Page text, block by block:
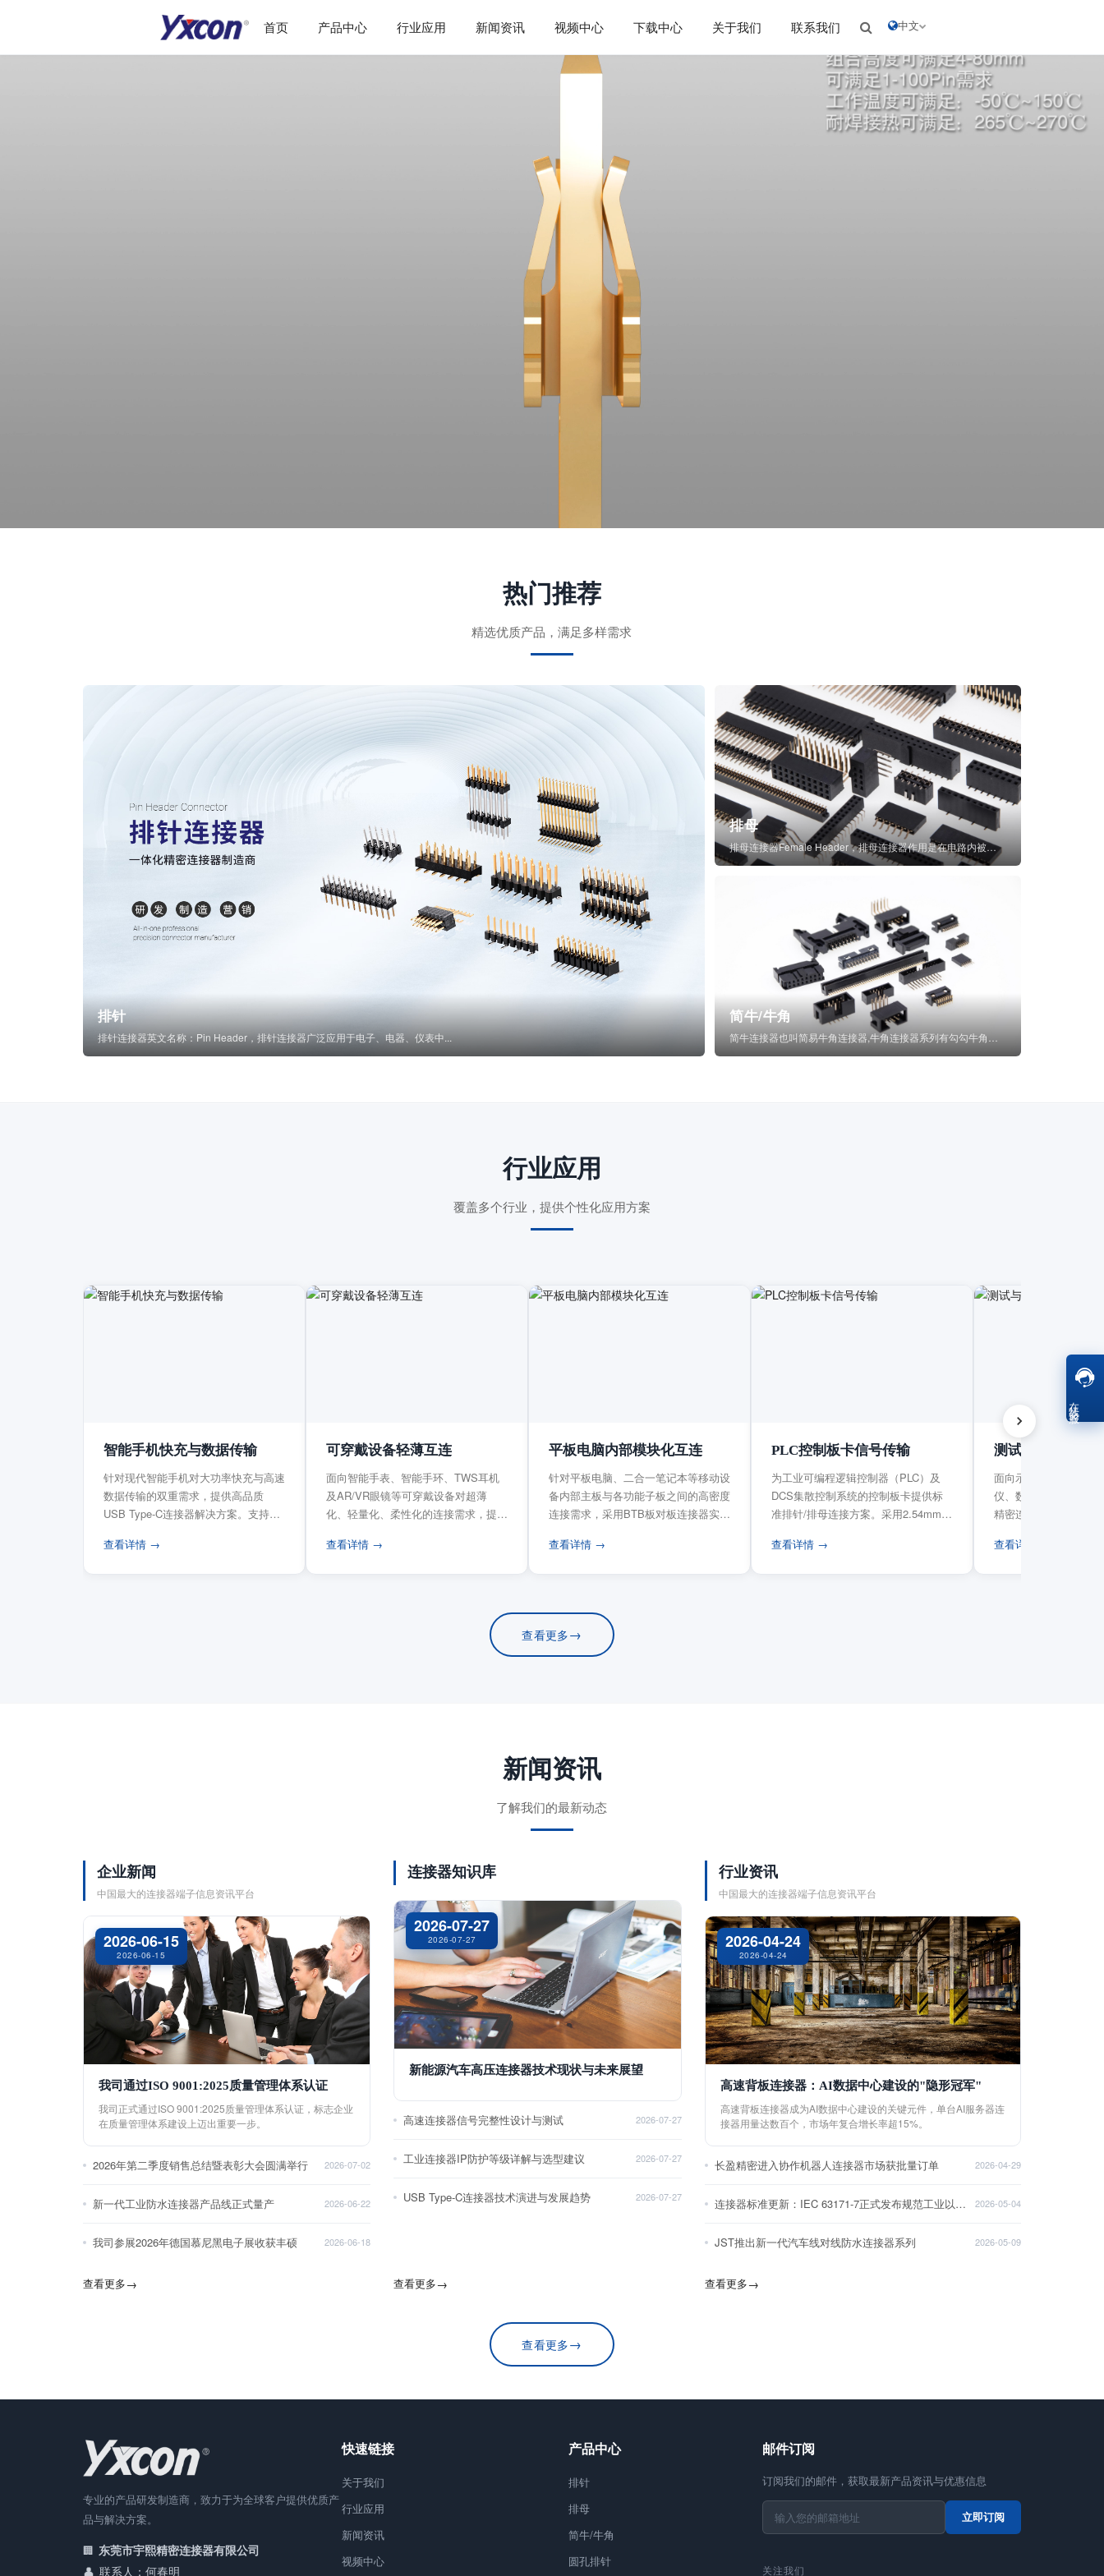
首页 产品中心 行业应用 新闻资讯 视频中心 下载中心 关于我们 联系我们 中文
热门推荐
精选优质产品，满足多样需求
排针
排针连接器英文名称：Pin Header，排针连接器广泛应用于电子、电器、仪表中...
排母
排母连接器Female Header，排母连接器作用是在电路内被阻断处或孤立不通...
简牛/牛角
行业应用
覆盖多个行业，提供个性化应用方案
智能手机快充与数据传输
针对现代智能手机对大功率快充与高速
数据传输的双重需求，提供高品质
USB Type-C连接器解决方案。支持
查看详情 →
可穿戴设备轻薄互连
面向智能手表、智能手环、TWS耳机
及AR/VR眼镜等可穿戴设备对超薄
化、轻量化、柔性化的连接需求，提供
查看详情 →
平板电脑内部模块化互连
针对平板电脑、二合一笔记本等移动设
备内部主板与各功能子板之间的高密度
连接需求，采用BTB板对板连接器实现
查看详情 →
PLC控制板卡信号传输
为工业可编程逻辑控制器（PLC）及
DCS集散控制系统的控制板卡提供标
准排针/排母连接方案。采用2.54mm标
查看详情 →
测试与测量设备
面向示波器、信号发
仪、数据采集卡等电
精密连接需求，提供
查看详情 →
查看更多→
新闻资讯
了解我们的最新动态
企业新闻
中国最大的连接器端子信息资讯平台
2026-06-15
2026-06-15
我司通过ISO 9001:2025质量管理体系认证
我司正式通过ISO 9001:2025质量管理体系认证，标志企业
在质量管理体系建设上迈出重要一步。
2026年第二季度销售总结暨表彰大会圆满举行 2026-07-02
新一代工业防水连接器产品线正式量产 2026-06-22
我司参展2026年德国慕尼黑电子展收获丰硕 2026-06-18
查看更多→
连接器知识库
2026-07-27
2026-07-27
新能源汽车高压连接器技术现状与未来展望
高速连接器信号完整性设计与测试 2026-07-27
工业连接器IP防护等级详解与选型建议 2026-07-27
USB Type-C连接器技术演进与发展趋势 2026-07-27
查看更多→
行业资讯
中国最大的连接器端子信息资讯平台
2026-04-24
2026-04-24
高速背板连接器：AI数据中心建设的"隐形冠军"
高速背板连接器成为AI数据中心建设的关键元件，单台AI服务器连
接器用量达数百个，市场年复合增长率超15%。
长盈精密进入协作机器人连接器市场获批量订单 2026-04-29
连接器标准更新：IEC 63171-7正式发布规范工业以太网接口 2026-05-04
JST推出新一代汽车线对线防水连接器系列 2026-05-09
查看更多→
查看更多→
专业的产品研发制造商，致力于为全球客户提供优质产
品与解决方案。
东莞市宇熙精密连接器有限公司
联系人：何春明
快速链接
关于我们
行业应用
新闻资讯
视频中心
产品中心
排针
排母
简牛/牛角
圆孔排针
邮件订阅
订阅我们的邮件，获取最新产品资讯与优惠信息
立即订阅
关注我们
在线客服